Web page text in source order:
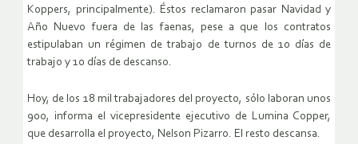
Koppers, principalmente). Éstos reclamaron pasar Navidad y
Año Nuevo fuera de las faenas, pese a que los contratos
estipulaban un régimen de trabajo de turnos de 10 días de
trabajo y 10 días de descanso.
Hoy, de los 18 mil trabajadores del proyecto, sólo laboran unos
900, informa el vicepresidente ejecutivo de Lumina Copper,
que desarrolla el proyecto, Nelson Pizarro. El resto descansa.